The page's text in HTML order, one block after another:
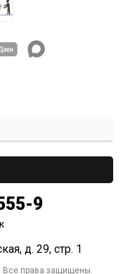
9
д. 29, стр. 1
Все права защищены.